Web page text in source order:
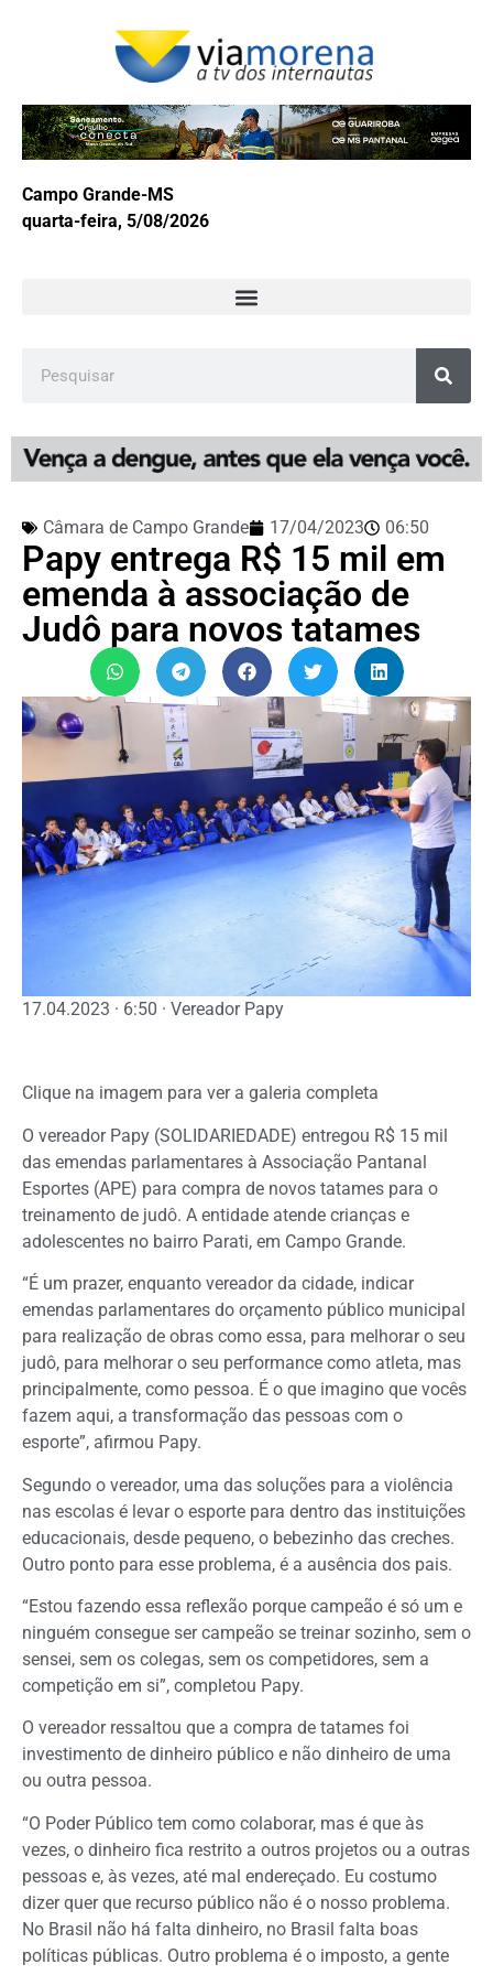
Campo Grande-MS
quarta-feira, 5/08/2026
Câmara de Campo Grande 17/04/2023 06:50
Papy entrega R$ 15 mil em
emenda à associação de
Judô para novos tatames
17.04.2023 · 6:50 · Vereador Papy
Clique na imagem para ver a galeria completa
O vereador Papy (SOLIDARIEDADE) entregou R$ 15 mil
das emendas parlamentares à Associação Pantanal
Esportes (APE) para compra de novos tatames para o
treinamento de judô. A entidade atende crianças e
adolescentes no bairro Parati, em Campo Grande.
“É um prazer, enquanto vereador da cidade, indicar
emendas parlamentares do orçamento público municipal
para realização de obras como essa, para melhorar o seu
judô, para melhorar o seu performance como atleta, mas
principalmente, como pessoa. É o que imagino que vocês
fazem aqui, a transformação das pessoas com o
esporte”, afirmou Papy.
Segundo o vereador, uma das soluções para a violência
nas escolas é levar o esporte para dentro das instituições
educacionais, desde pequeno, o bebezinho das creches.
Outro ponto para esse problema, é a ausência dos pais.
“Estou fazendo essa reflexão porque campeão é só um e
ninguém consegue ser campeão se treinar sozinho, sem o
sensei, sem os colegas, sem os competidores, sem a
competição em si”, completou Papy.
O vereador ressaltou que a compra de tatames foi
investimento de dinheiro público e não dinheiro de uma
ou outra pessoa.
“O Poder Público tem como colaborar, mas é que às
vezes, o dinheiro fica restrito a outros projetos ou a outras
pessoas e, às vezes, até mal endereçado. Eu costumo
dizer quer que recurso público não é o nosso problema.
No Brasil não há falta dinheiro, no Brasil falta boas
políticas públicas. Outro problema é o imposto, a gente